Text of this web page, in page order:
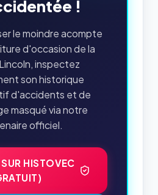
!
le moindre acompte
d'occasion de la
inspectez
son historique
d'accidents et de
masqué via notre
officiel.
SUR HISTOVEC